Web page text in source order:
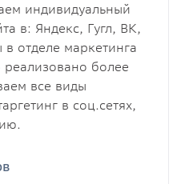
индивидуальный
в: Яндекс, Гугл, ВК,
отделе маркетинга
более
все виды
в соц.сетях,